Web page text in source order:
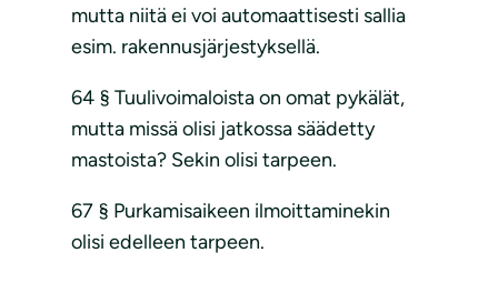
mutta niitä ei voi automaattisesti sallia
esim. rakennusjärjestyksellä.
64 § Tuulivoimaloista on omat pykälät,
mutta missä olisi jatkossa säädetty
mastoista? Sekin olisi tarpeen.
67 § Purkamisaikeen ilmoittaminekin
olisi edelleen tarpeen.